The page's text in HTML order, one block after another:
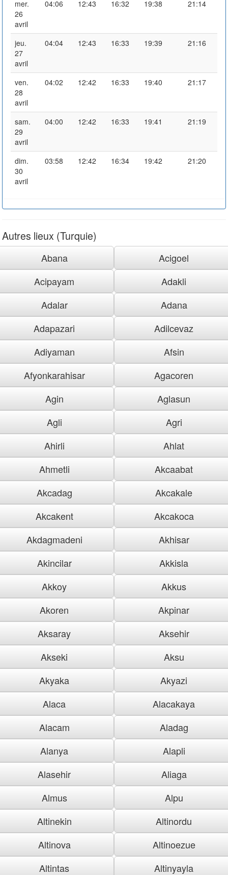
mer.
26
avril
04:06 12:43 16:32 19:38 21:14
jeu.
27
avril
04:04 12:43 16:33 19:39 21:16
ven.
28
avril
04:02 12:42 16:33 19:40 21:17
sam.
29
avril
04:00 12:42 16:33 19:41 21:19
dim.
30
avril
03:58 12:42 16:34 19:42 21:20
Autres lieux (Turquie)
Abana
Acigoel
Acipayam
Adakli
Adalar
Adana
Adapazari
Adilcevaz
Adiyaman
Afsin
Afyonkarahisar
Agacoren
Agin
Aglasun
Agli
Agri
Ahirli
Ahlat
Ahmetli
Akcaabat
Akcadag
Akcakale
Akcakent
Akcakoca
Akdagmadeni
Akhisar
Akincilar
Akkisla
Akkoy
Akkus
Akoren
Akpinar
Aksaray
Aksehir
Akseki
Aksu
Akyaka
Akyazi
Alaca
Alacakaya
Alacam
Aladag
Alanya
Alapli
Alasehir
Aliaga
Almus
Alpu
Altinekin
Altinordu
Altinova
Altinoezue
Altintas
Altinyayla